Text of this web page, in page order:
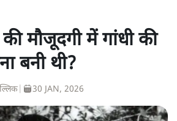
मौजूदगी में गांधी की
बनी थी?
30 JAN, 2026